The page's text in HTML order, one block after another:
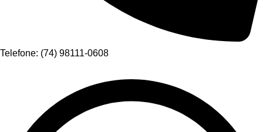
Telefone: (74) 98111-0608